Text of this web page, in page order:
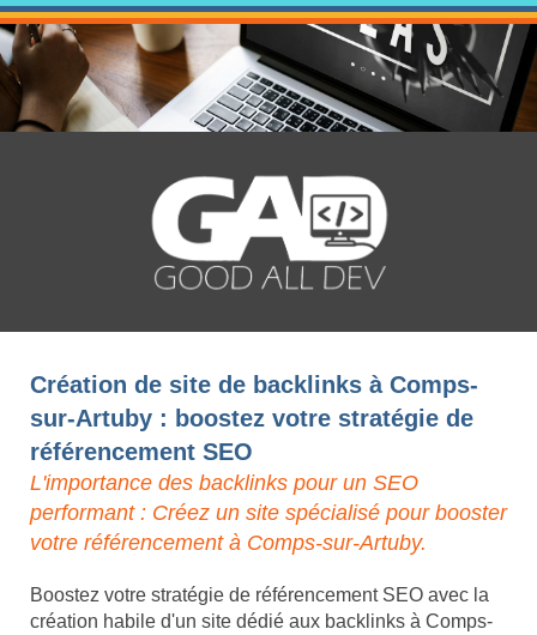
Création de site de backlinks à Comps-
sur-Artuby : boostez votre stratégie de
référencement SEO
L'importance des backlinks pour un SEO
performant : Créez un site spécialisé pour booster
votre référencement à Comps-sur-Artuby.
Boostez votre stratégie de référencement SEO avec la
création habile d'un site dédié aux backlinks à Comps-